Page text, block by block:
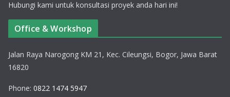
Hubungi kami untuk konsultasi proyek anda hari ini!
Office & Workshop
Jalan Raya Narogong KM 21, Kec. Cileungsi, Bogor, Jawa Barat
16820
Phone: 0822 1474 5947